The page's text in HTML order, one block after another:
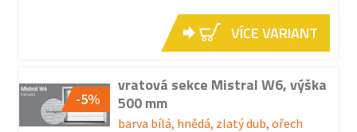
VÍCE VARIANT
-5%
vratová sekce Mistral W6, výška
500 mm
barva bílá, hnědá, zlatý dub, ořech